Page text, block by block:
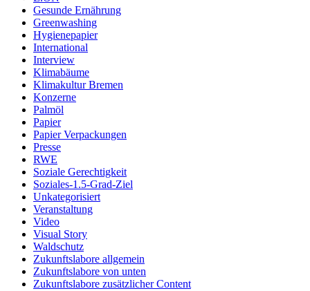
Gesunde Ernährung
Greenwashing
Hygienepapier
International
Interview
Klimabäume
Klimakultur Bremen
Konzerne
Palmöl
Papier
Papier Verpackungen
Presse
RWE
Soziale Gerechtigkeit
Soziales-1.5-Grad-Ziel
Unkategorisiert
Veranstaltung
Video
Visual Story
Waldschutz
Zukunftslabore allgemein
Zukunftslabore von unten
Zukunftslabore zusätzlicher Content